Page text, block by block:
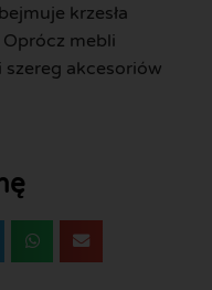
krzesła
mebli
szereg akcesoriów